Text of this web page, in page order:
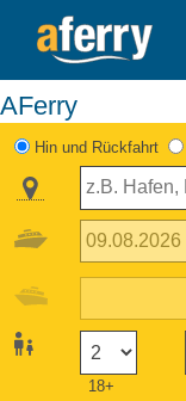
AFerry
Hin und Rückfahrt
18+